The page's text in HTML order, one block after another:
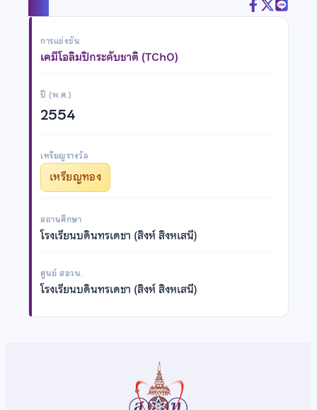
การแข่งขัน
เคมีโอลิมปิกระดับชาติ (TChO)
ปี (พ.ศ.)
2554
เหรียญรางวัล
เหรียญทอง
สถานศึกษา
โรงเรียนบดินทรเดชา (สิงห์ สิงหเสนี)
ศูนย์ สอวน.
โรงเรียนบดินทรเดชา (สิงห์ สิงหเสนี)